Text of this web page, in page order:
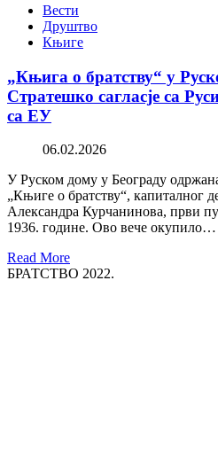
Вести
Друштво
Књиге
„Књига о братству“ у
Стратешко сагласје са
са ЕУ
06.02.2026
У Руском дому у Београду
„Књиге о братству“, капиталног
Александра Курчанинова, први
1936. године. Ово вече окупило…
Read More
БРАТСТВО 2022.